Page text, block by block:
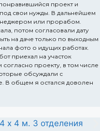
проект и
свои нужды. В дальнейшем
или прорабом.
потом согласовали дату
на даче только по выходным
фото о идущих работах.
приехал на участок
проекту, в том числе
обсуждали с
В общем я остался доволен